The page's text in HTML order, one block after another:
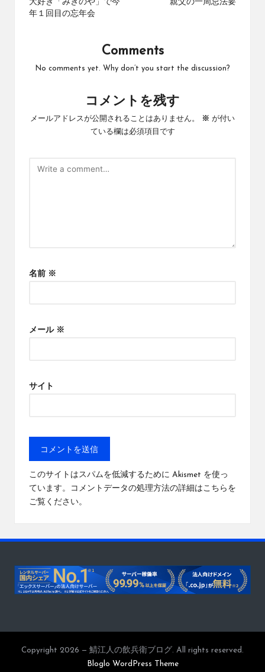
navigation
大好き「みきのや」で今
年１回目の忘年会
親父の一周忌法要
Comments
No comments yet. Why don’t you start the discussion?
コメントを残す
メールアドレスが公開されることはありません。 ※ が付い
ている欄は必須項目です
名前 ※
メール ※
サイト
このサイトはスパムを低減するために Akismet を使っ
ています。
コメントデータの処理方法の詳細はこちらを
ご覧ください。
Copyright 2026 — 鯖江人の飲兵衛ブログ. All rights reserved.
Bloglo WordPress Theme